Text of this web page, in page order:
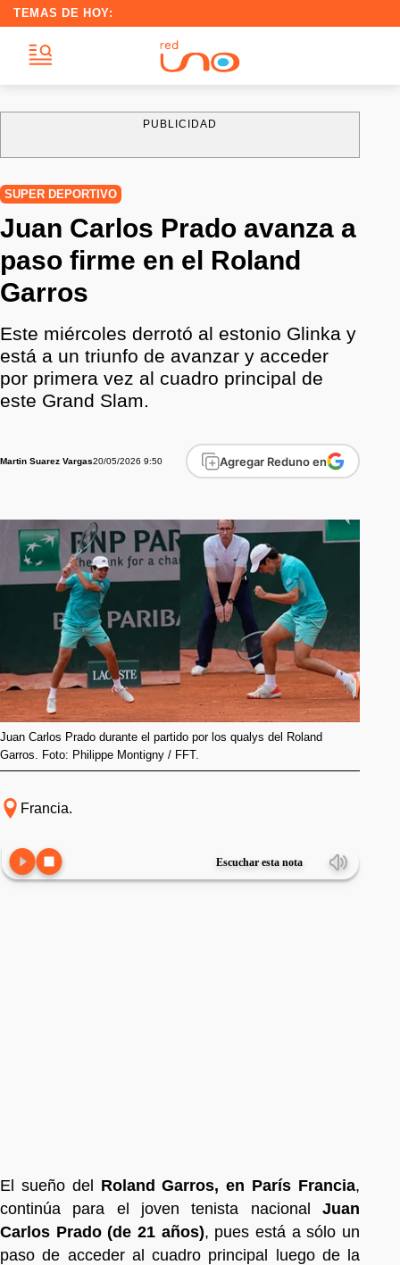
TEMAS DE HOY:
PUBLICIDAD
SUPER DEPORTIVO
Juan Carlos Prado avanza a
paso firme en el Roland
Garros
Este miércoles derrotó al estonio Glinka y
está a un triunfo de avanzar y acceder
por primera vez al cuadro principal de
este Grand Slam.
Martin Suarez Vargas20/05/2026 9:50 Agregar Reduno en
Juan Carlos Prado durante el partido por los qualys del Roland
Garros. Foto: Philippe Montigny / FFT.
Francia.
Escuchar esta nota
El sueño del Roland Garros, en París Francia,
continúa para el joven tenista nacional Juan
Carlos Prado (de 21 años), pues está a sólo un
paso de acceder al cuadro principal luego de la